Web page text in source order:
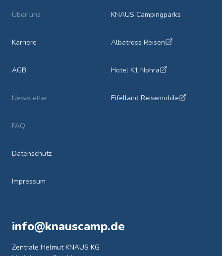
Über uns
Karriere
AGB
Newsletter
FAQ
Datenschutz
Impressum
KNAUS Campingparks
Albatross Reisen
Hotel K1 Nohra
Eifelland Reisemobile
info@knauscamp.de
Zentrale Helmut KNAUS KG